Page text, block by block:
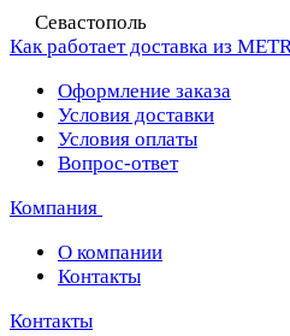
Севастополь
Как работает доставка из
Оформление заказа
Условия доставки
Условия оплаты
Вопрос-ответ
Компания
О компании
Контакты
Контакты